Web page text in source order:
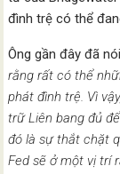
đình trệ có thể
Ông gần đây đã
rằng rất có thể
phát đình trệ. Vì
trữ Liên bang đủ
đó là sự thắt chặt
Fed sẽ ở một vị trí